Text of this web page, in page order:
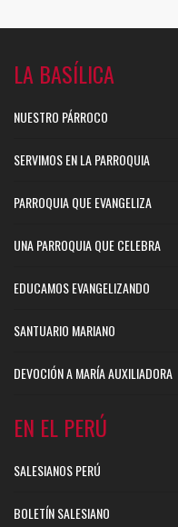
LA BASÍLICA
NUESTRO PÁRROCO
SERVIMOS EN LA PARROQUIA
PARROQUIA QUE EVANGELIZA
UNA PARROQUIA QUE CELEBRA
EDUCAMOS EVANGELIZANDO
SANTUARIO MARIANO
DEVOCIÓN A MARÍA AUXILIADORA
EN EL PERÚ
SALESIANOS PERÚ
BOLETÍN SALESIANO